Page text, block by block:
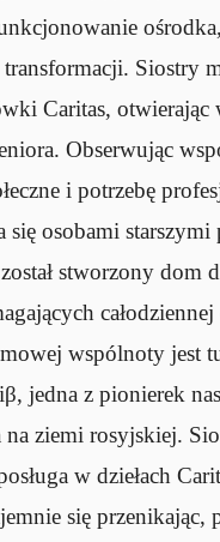
transformacji. Siostry
Caritas, otwierając
Obserwując
i potrzebę
się osobami starszymi
stworzony dom
wspólnoty jest
jedna z pionierek
ziemi rosyjskiej.
w dziełach
się przenikając,